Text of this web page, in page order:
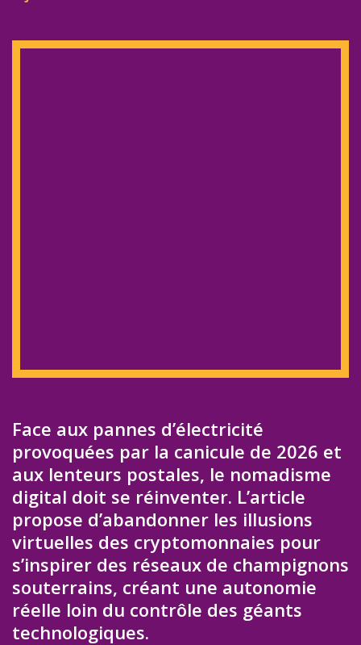
Face aux pannes d’électricité
provoquées par la canicule de 2026 et
aux lenteurs postales, le nomadisme
digital doit se réinventer. L’article
propose d’abandonner les illusions
virtuelles des cryptomonnaies pour
s’inspirer des réseaux de champignons
souterrains, créant une autonomie
réelle loin du contrôle des géants
technologiques.